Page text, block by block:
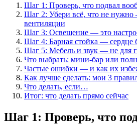
Шаг 1: Проверь, что подвал
Шаг 2: Убери всё, что не нужно
вентиляции
Шаг 3: Освещение — это
Шаг 4: Барная стойка — сердце
Шаг 5: Мебель и звук — не для
Что выбрать: мини-бар или
Частые ошибки — и как их
Как лучше сделать: мои 3
Что делать, если…
Итог: что делать прямо сейчас
Шаг 1: Проверь, что